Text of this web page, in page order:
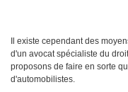
Il existe cependant des
d'un avocat spécialiste du
proposons de faire en sorte
d'automobilistes.